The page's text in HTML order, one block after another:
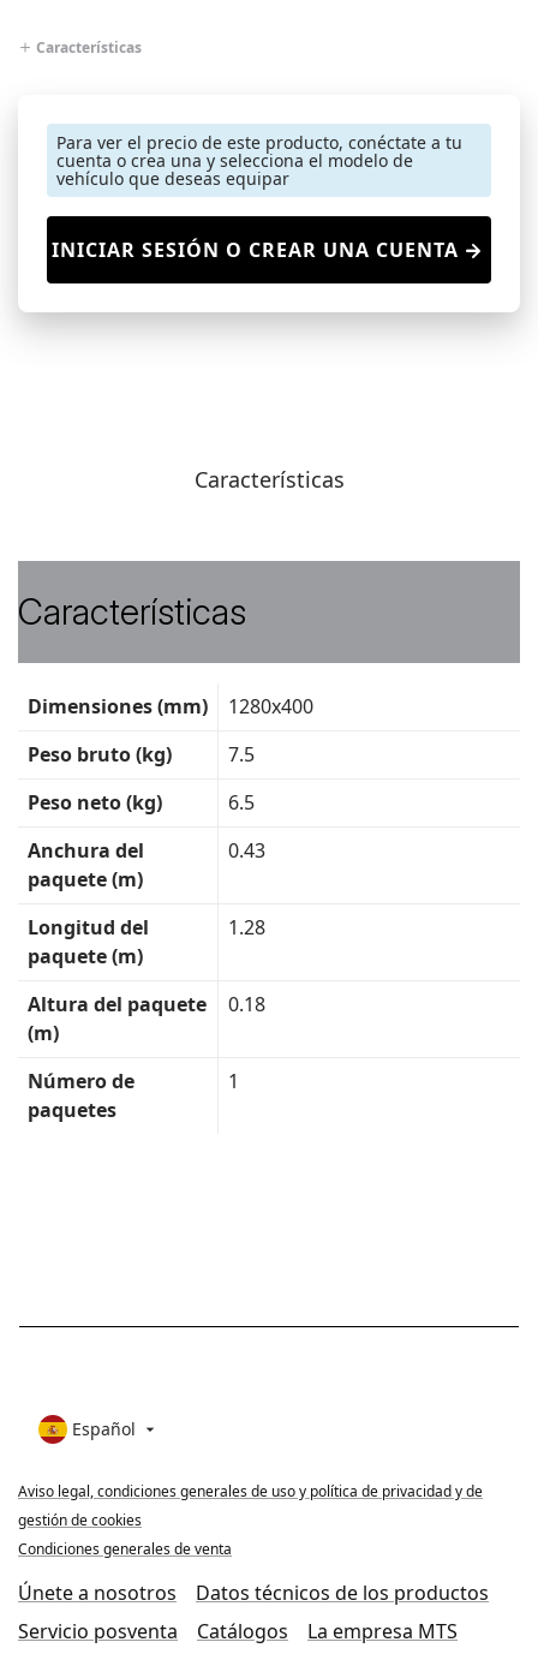
Características
Para ver el precio de este producto, conéctate a tu
cuenta o crea una y selecciona el modelo de
vehículo que deseas equipar
INICIAR SESIÓN O CREAR UNA CUENTA
Características
Características
técnica
Dimensiones (mm)
1280x400
Peso bruto (kg)
7.5
Peso neto (kg)
6.5
Anchura del
paquete (m)
0.43
Longitud del
paquete (m)
1.28
Altura del paquete
(m)
0.18
Número de
paquetes
1
Español 
Aviso legal, condiciones generales de uso y política de privacidad y de
gestión de cookies
Condiciones generales de venta
Únete a nosotros
Datos técnicos de los productos
Servicio posventa
Catálogos La empresa MTS